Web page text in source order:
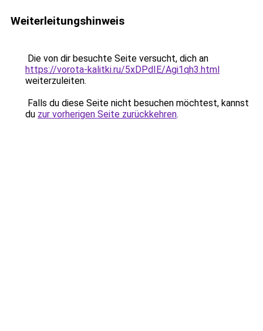
Weiterleitungshinweis
Die von dir besuchte Seite versucht, dich an
https://vorota-kalitki.ru/5xDPdIE/Agi1qh3.html
weiterzuleiten.
Falls du diese Seite nicht besuchen möchtest, kannst
du zur vorherigen Seite zurückkehren.